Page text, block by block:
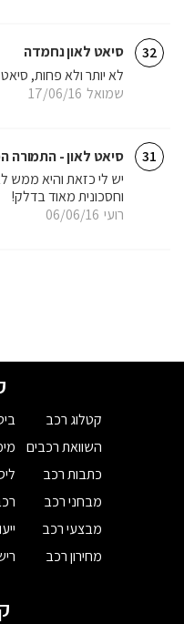
32 סיאט לאון נחמדה
שמואל 17/06/16
לא יותר ולא פחות,
31 סיאט לאון - התמורה
רועי 06/06/16
יש לי כזאת והיא ממש
וחסכונית מאוד בדלק!
קטלוג רכב
השוואת רכבים
כתבות רכב
מבחני רכב
מבצעי רכב
מחירון רכב